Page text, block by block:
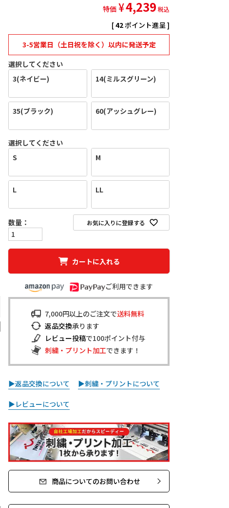
特価 ¥4,239 税込
[42ポイント進呈 ]
3-5営業日（土日祝を除く）以内に発送予定
選択してください
3(ネイビー)
14(ミルスグリーン)
35(ブラック) 60(アッシュグレー)
選択してください
S
M
L LL
お気に入りに登録する
カートに入れる
ご利用できます
7,000円以上のご注文で送料無料
返品交換承ります
レビュー投稿で100ポイント付与
刺繍・プリント加工できます！
▶返品交換について ▶刺繍・プリントについて
▶レビューについて
商品についてのお問い合わせ